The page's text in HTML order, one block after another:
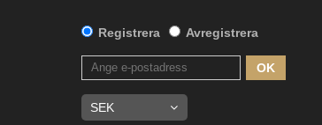
Registrera Avregistrera
OK